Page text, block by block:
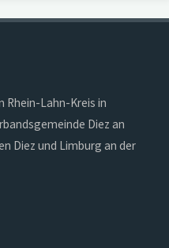
Rhein-Lahn-Kreis in
Diez an
Diez und Limburg an der